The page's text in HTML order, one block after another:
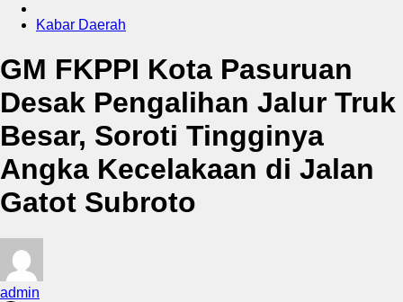
Kabar Daerah
GM FKPPI Kota Pasuruan
Desak Pengalihan Jalur Truk
Besar, Soroti Tingginya
Angka Kecelakaan di Jalan
Gatot Subroto
admin